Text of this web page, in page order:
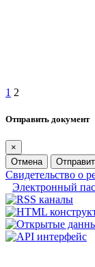
1 2
Отправить документ
×
Отмена
Свидетельство о
Электронный